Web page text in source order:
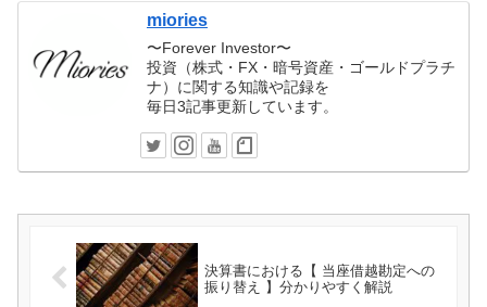
miories
〜Forever Investor〜
投資（株式・FX・暗号資産・ゴールドプラチ
ナ）に関する知識や記録を
毎日3記事更新しています。
決算書における【 当座借越勘定への
振り替え 】分かりやすく解説